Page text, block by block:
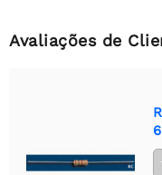
Avaliações de